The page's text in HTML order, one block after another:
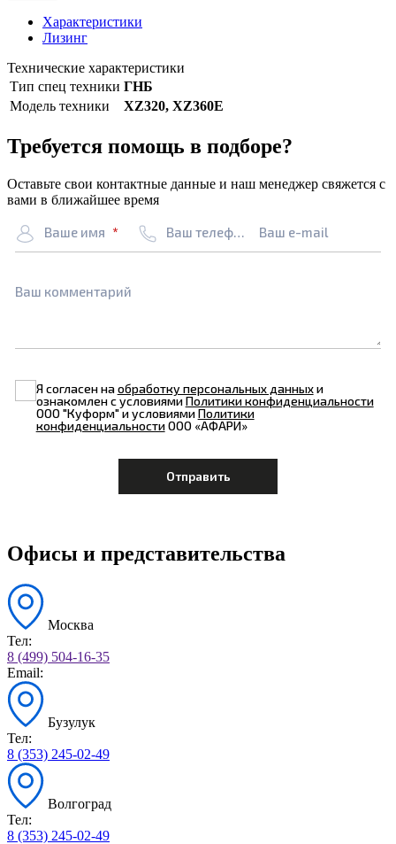
Характеристики
Лизинг
Технические характеристики
Тип спец техники ГНБ
Модель техники
XZ320, XZ360E
Требуется помощь в подборе?
Оставьте свои контактные данные и наш менеджер свяжется с
вами в ближайшее время
Ваше имя Ваш телефон Ваш e-mail
Ваш комментарий
Я согласен наобработку персональных данныхи
ознакомлен с условиямиПолитики конфиденциальности
ООО "Куформ" и условиямиПолитики
конфиденциальностиООО «АФАРИ»
Офисы и представительства
Москва
Тел:
8 (499) 504-16-35
Email:
Бузулук
Тел:
8 (353) 245-02-49
Волгоград
Тел:
8 (353) 245-02-49